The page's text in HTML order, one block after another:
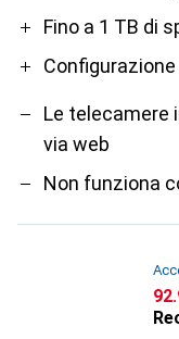
Fino a 1 TB di
Le telecamere
via web
Non funziona